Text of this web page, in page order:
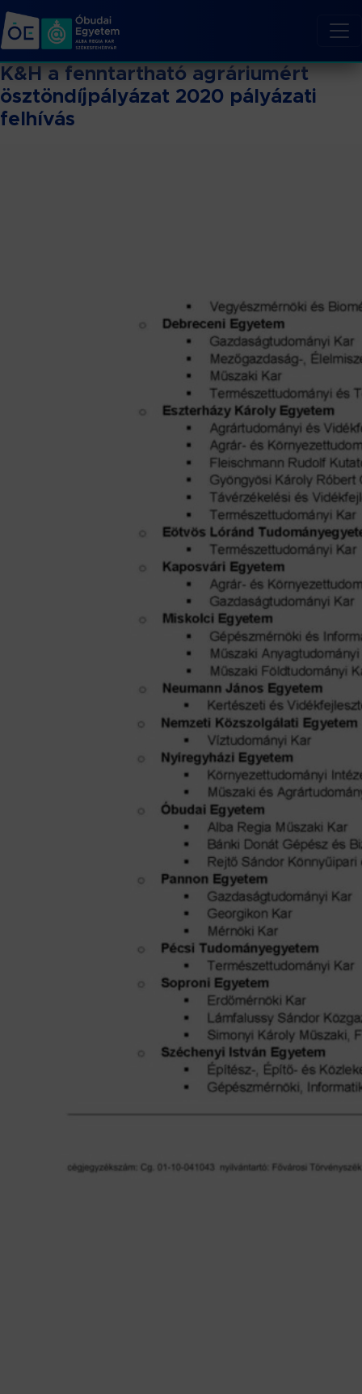
K&H a fenntartható agráriumért
ösztöndíjpályázat 2020 pályázati
felhívás